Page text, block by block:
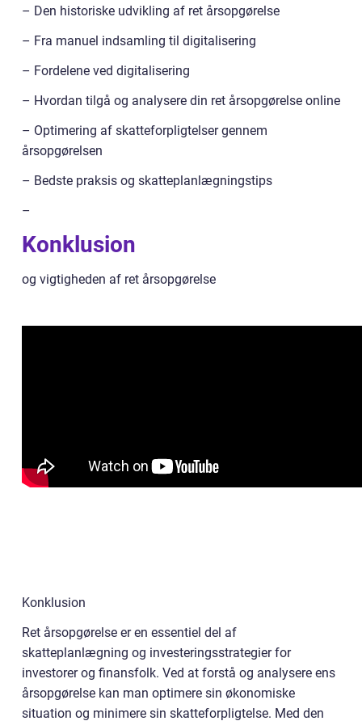
– Den historiske udvikling af ret årsopgørelse
– Fra manuel indsamling til digitalisering
– Fordelene ved digitalisering
– Hvordan tilgå og analysere din ret årsopgørelse online
– Optimering af skatteforpligtelser gennem
årsopgørelsen
– Bedste praksis og skatteplanlægningstips
–
Konklusion
og vigtigheden af ret årsopgørelse
Konklusion
Ret årsopgørelse er en essentiel del af
skatteplanlægning og investeringsstrategier for
investorer og finansfolk. Ved at forstå og analysere ens
årsopgørelse kan man optimere sin økonomiske
situation og minimere sin skatteforpligtelse. Med den